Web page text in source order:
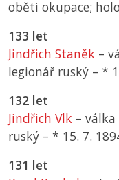
oběti okupace;
133 let
Jindřich Staněk –
legionář ruský – *
132 let
Jindřich Vlk –
ruský – * 15. 7.
131 let